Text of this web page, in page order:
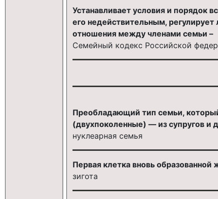
Устанавливает условия и порядок
его недействительным,
отношения между членами семьи –
Семейный кодекс Российской
Преобладающий тип семьи,
(двухпоколенные) — из супругов и
нуклеарная семья
Первая клетка вновь образованной
зигота